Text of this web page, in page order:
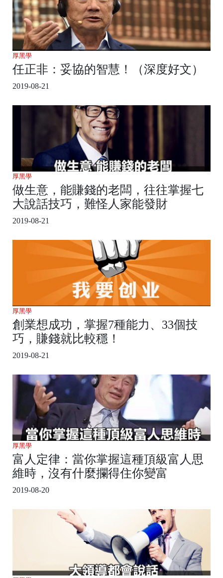
厚黑學
任正非：妥協的智慧！（深度好文）
2019-08-21
厚黑學
做生意，能賺錢的老闆，往往掌握七
大說話技巧，難怪人家能發財
2019-08-21
厚黑學
創業想成功，掌握7種能力、33個技
巧，賺錢就比較穩！
2019-08-21
厚黑學
富人定律：當你掌握這種頂級富人思
維時，沒有什麼攔得住你變富
2019-08-20